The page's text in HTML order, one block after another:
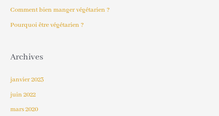
e
r
Comment bien manger végétarien ?
Pourquoi être végétarien ?
Archives
janvier 2023
juin 2022
mars 2020